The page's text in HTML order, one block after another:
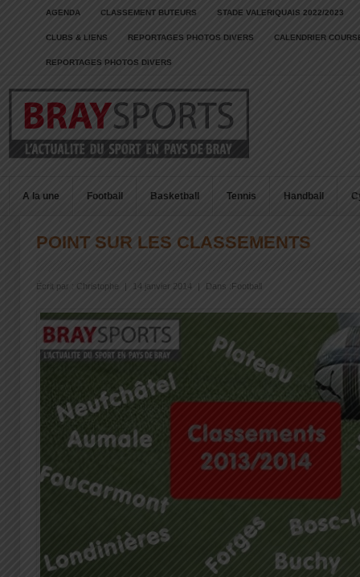
AGENDA CLASSEMENT BUTEURS STADE VALERIQUAIS 2022/2023
CLUBS & LIENS REPORTAGES PHOTOS DIVERS CALENDRIER
REPORTAGES PHOTOS DIVERS
A la une Football Basketball Tennis Handball
POINT SUR LES CLASSEMENTS
Écrit par : Christophe 14 janvier 2014 | Dans : Football